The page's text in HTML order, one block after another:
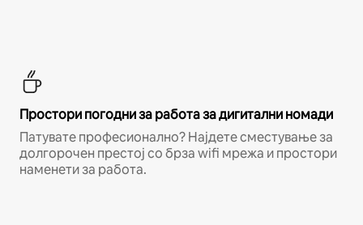
Простори погодни за работа за дигитални номади
Патувате професионално? Најдете сместување за
долгорочен престој со брза wifi мрежа и простори
наменети за работа.